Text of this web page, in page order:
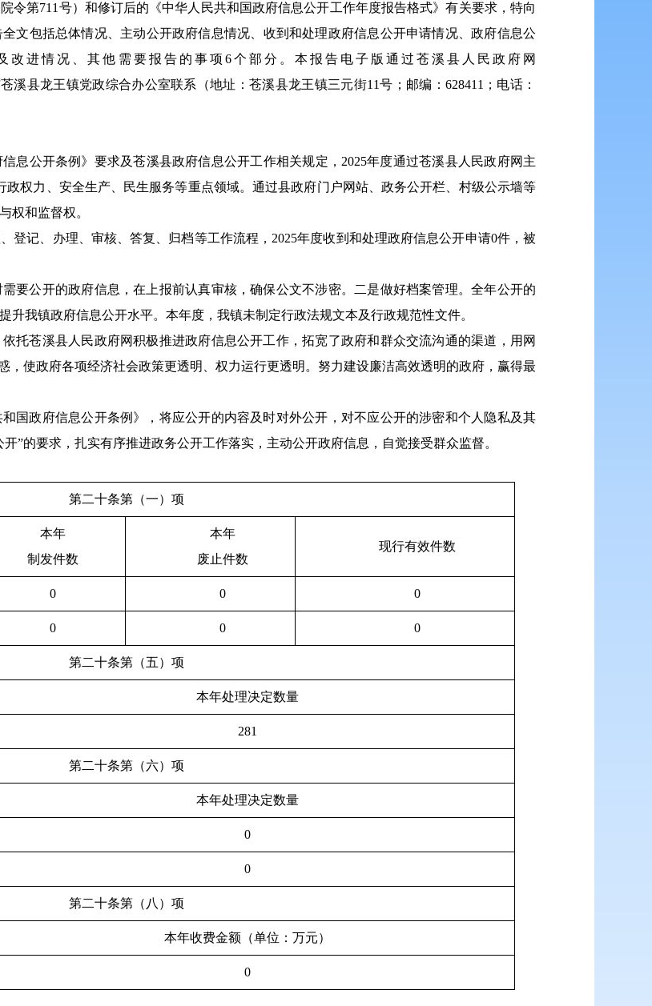
令第711号）和修订后的《中华人民共和国政府信息公开工作年度报告格式》有关要求，特向
文包括总体情况、主动公开政府信息情况、收到和处理政府信息公开申请情况、政府信息公
进情况、其他需要报告的事项6个部分。本报告电子版通过苍溪县人民政府网
溪县龙王镇党政综合办公室联系（地址：苍溪县龙王镇三元街11号；邮编：628411；电话：
息公开条例》要求及苍溪县政府信息公开工作相关规定，2025年度通过苍溪县人民政府网主
权力、安全生产、民生服务等重点领域。通过县政府门户网站、政务公开栏、村级公示墙等
权和监督权。
登记、办理、审核、答复、归档等工作流程，2025年度收到和处理政府信息公开申请0件，被
要公开的政府信息，在上报前认真审核，确保公文不涉密。二是做好档案管理。全年公开的
我镇政府信息公开水平。本年度，我镇未制定行政法规文本及行政规范性文件。
托苍溪县人民政府网积极推进政府信息公开工作，拓宽了政府和群众交流沟通的渠道，用网
，使政府各项经济社会政策更透明、权力运行更透明。努力建设廉洁高效透明的政府，赢得最
国政府信息公开条例》，将应公开的内容及时对外公开，对不应公开的涉密和个人隐私及其
”的要求，扎实有序推进政务公开工作落实，主动公开政府信息，自觉接受群众监督。
第二十条第（一）项
本年
制发件数
本年
废止件数
现行有效件数
0 0 0
0 0 0
第二十条第（五）项
本年处理决定数量
281
第二十条第（六）项
本年处理决定数量
0
0
第二十条第（八）项
本年收费金额（单位：万元）
0